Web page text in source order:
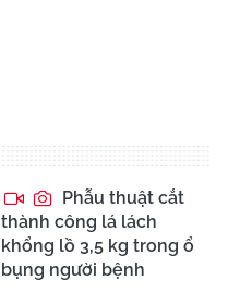
Phẫu thuật cắt
thành công lá lách
khổng lồ 3,5 kg trong ổ
bụng người bệnh